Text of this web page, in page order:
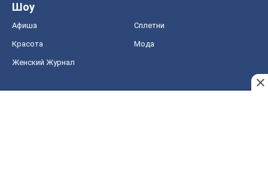
Шоу
Афиша Сплетни
Красота Мода
Женский Журнал